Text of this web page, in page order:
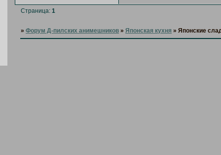
Страница:1
»Форум Д-пилских анимешников »Японская кухня »Японские